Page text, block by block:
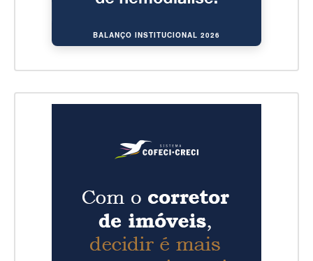
BALANÇO INSTITUCIONAL 2026